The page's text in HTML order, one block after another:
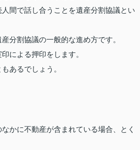
間で話し合うことを遺産分割協議とい
分割協議の一般的な進め方です。
による押印をします。
あるでしょう。
かに不動産が含まれている場合、とく